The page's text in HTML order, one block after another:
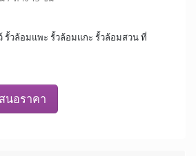
รั้วล้อมแพะ รั้วล้อมแกะ รั้วล้อมสวน ที่
นอราคา